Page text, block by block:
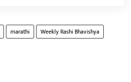
marathi
Weekly Rashi Bhavishya